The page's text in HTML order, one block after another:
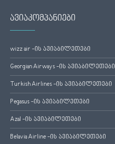
ავიაკომპანიები
wizz air -ის ავიაბილეთები
Georgian Airways -ის ავიაბილეთები
Turkish Airlines -ის ავიაბილეთები
Pegasus -ის ავიაბილეთები
Azal -ის ავიაბილეთები
Belavia Airline -ის ავიაბილეთები